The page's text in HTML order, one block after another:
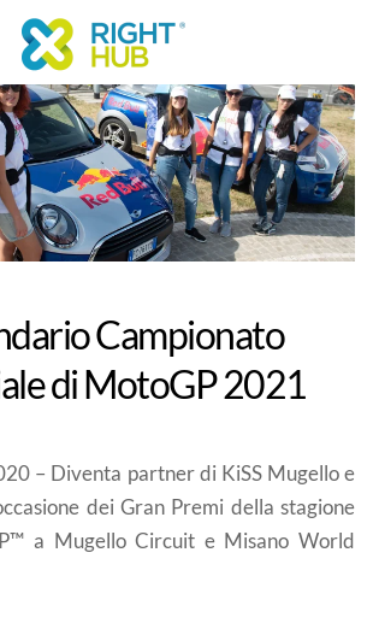
Campionato
di MotoGP 2021
– Diventa partner di KiSS Mugello e
dei Gran Premi della stagione
a Mugello Circuit e Misano World